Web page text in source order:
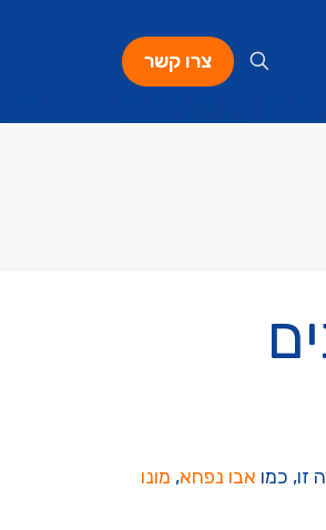
צרו קשר
זו, כמו אבו נפחא, מונו